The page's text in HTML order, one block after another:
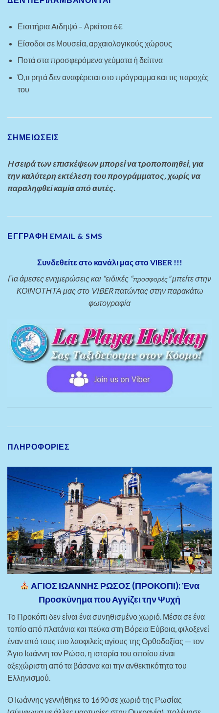
Εισιτήρια Aιδηψό – Αρκίτσα 6€
Είσοδοι σε Μουσεία, αρχαιολογικούς χώρους
Ποτά στα προσφερόμενα γεύματα ή δείπνα
Ό,τι ρητά δεν αναφέρεται στο πρόγραμμα και τις παροχές
του
ΣΗΜΕΙΩΣΕΙΣ
H σειρά των επισκέψεων μπορεί να τροποποιηθεί, για
την καλύτερη εκτέλεση του προγράμματος, χωρίς να
παραληφθεί καμία από αυτές.
ΕΓΓΡΑΦΗ EMAIL & SMS
Συνδεθείτε στo κανάλι μας στο VIBER !!!
Για άμεσες ενημερώσεις και “ειδικές “προσφορές” μπείτε στην
ΚΟΙΝΟΤΗΤΑ μας στο VIBER πατώντας στην παρακάτω
φωτογραφία
ΠΛΗΡΟΦΟΡΊΕΣ
ΑΓΙΟΣ ΙΩΑΝΝΗΣ ΡΩΣΟΣ (ΠΡΟΚΟΠΙ): Ένα
Προσκύνημα που Αγγίζει την Ψυχή
Το Προκόπι δεν είναι ένα συνηθισμένο χωριό. Μέσα σε ένα
τοπίο από πλατάνια και πεύκα στη Βόρεια Εύβοια, φιλοξενεί
έναν από τους πιο λαοφιλείς αγίους της Ορθοδοξίας — τον
Άγιο Ιωάννη τον Ρώσο, η ιστορία του οποίου είναι
αξεχώριστη από τα βάσανα και την ανθεκτικότητα του
Ελληνισμού.
Ο Ιωάννης γεννήθηκε το 1690 σε χωριό της Ρωσίας